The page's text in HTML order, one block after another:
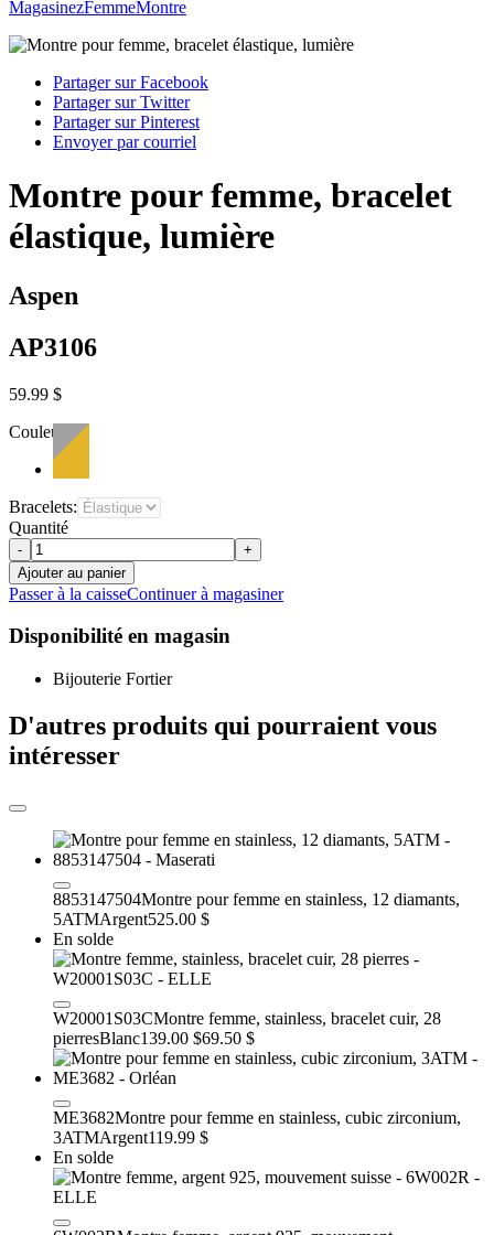
MagasinezFemmeMontre
Partager sur Facebook
Partager sur Twitter
Partager sur Pinterest
Envoyer par courriel
Montre pour femme, bracelet
élastique, lumière
Aspen
AP3106
59.99 $
Couleur:
Bracelets:
Quantité
-
+
Ajouter au panier
Passer à la caisseContinuer à magasiner
Disponibilité en magasin
Bijouterie Fortier
D'autres produits qui pourraient vous
intéresser
8853147504Montre pour femme en stainless, 12 diamants,
5ATMArgent525.00 $
En solde
W20001S03CMontre femme, stainless, bracelet cuir, 28
pierresBlanc139.00 $69.50 $
ME3682Montre pour femme en stainless, cubic zirconium,
3ATMArgent119.99 $
En solde